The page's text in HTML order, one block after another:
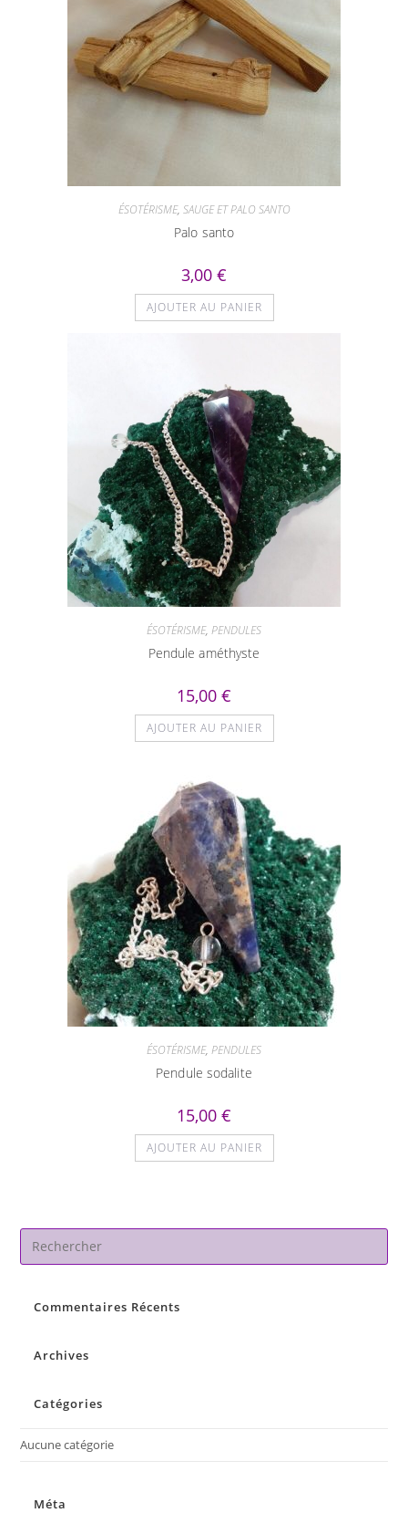
ÉSOTÉRISME, SAUGE ET PALO SANTO
Palo santo
3,00 €
AJOUTER AU PANIER
ÉSOTÉRISME, PENDULES
Pendule améthyste
15,00 €
AJOUTER AU PANIER
ÉSOTÉRISME, PENDULES
Pendule sodalite
15,00 €
AJOUTER AU PANIER
Commentaires Récents
Archives
Catégories
Aucune catégorie
Méta